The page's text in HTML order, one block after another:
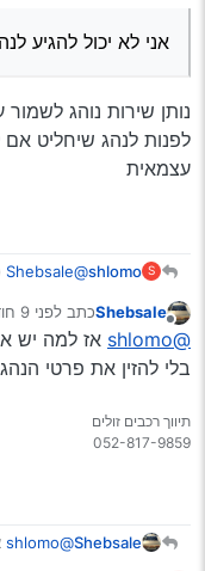
הביטוח
אנחנו
שיש שם
אני לא יכול להגיע
נותן שירות נוהג
לפנות לנהג שיחליט
עצמאית
S
shlomo
@Shebsale
אני לא
Shebsaleכתב לפני 9 חודשים
נערך לאחרונה
@shlomo
אז למה יש
בלי להזין את פרטי
תיווך רכבים זולים
Shebsale
@shlomo